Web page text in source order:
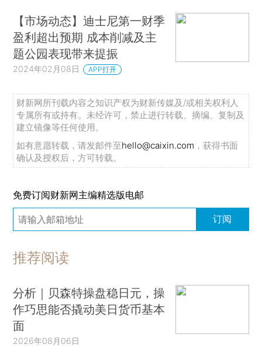
【市场动态】迪士尼第一财季
盈利超出预期 成本削减及主
题公园表现带来提振
2024年02月08日 APP打开
财新网所刊载内容之知识产权为财新传媒及/或相关权利人
专属所有或持有。未经许可，禁止进行转载、摘编、复制及
建立镜像等任何使用。
如有意愿转载，请发邮件至hello@caixin.com ，获得书面
确认及授权后，方可转载。
免费订阅财新网主编精选版电邮
订阅
推荐阅读
分析｜贝森特操盘稳日元，操
作巧思能否撬动美日货币基本
面
2026年08月06日